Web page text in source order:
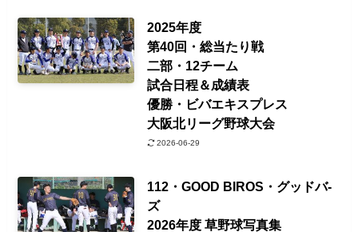
2025年度
第40回・総当たり戦
二部・12チーム
試合日程＆成績表
優勝・ビバエキスプレス
大阪北リーグ野球大会
2026-06-29
112・GOOD BIROS・グッドバ-
ズ
2026年度 草野球写真集